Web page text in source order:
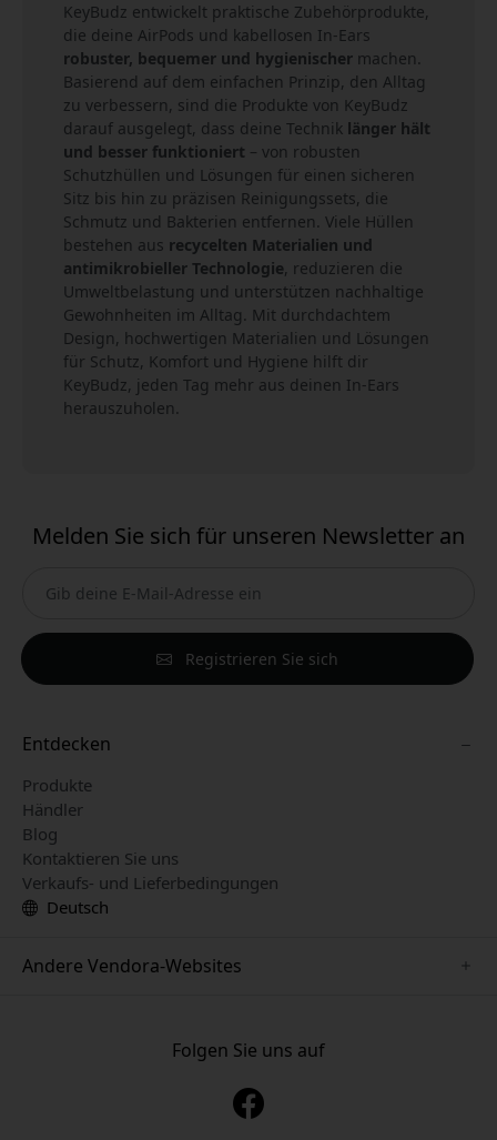
KeyBudz entwickelt praktische Zubehörprodukte,
die deine AirPods und kabellosen In-Ears
robuster, bequemer und hygienischer machen.
Basierend auf dem einfachen Prinzip, den Alltag
zu verbessern, sind die Produkte von KeyBudz
darauf ausgelegt, dass deine Technik länger hält
und besser funktioniert – von robusten
Schutzhüllen und Lösungen für einen sicheren
Sitz bis hin zu präzisen Reinigungssets, die
Schmutz und Bakterien entfernen. Viele Hüllen
bestehen aus recycelten Materialien und
antimikrobieller Technologie, reduzieren die
Umweltbelastung und unterstützen nachhaltige
Gewohnheiten im Alltag. Mit durchdachtem
Design, hochwertigen Materialien und Lösungen
für Schutz, Komfort und Hygiene hilft dir
KeyBudz, jeden Tag mehr aus deinen In-Ears
herauszuholen.
Melden Sie sich für unseren Newsletter an
Registrieren Sie sich
Entdecken
Produkte
Händler
Blog
Kontaktieren Sie uns
Verkaufs- und Lieferbedingungen
Deutsch
Andere Vendora-Websites
Folgen Sie uns auf